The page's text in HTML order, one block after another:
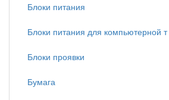
Блоки питания
Блоки питания для компьютерной т
Блоки проявки
Бумага